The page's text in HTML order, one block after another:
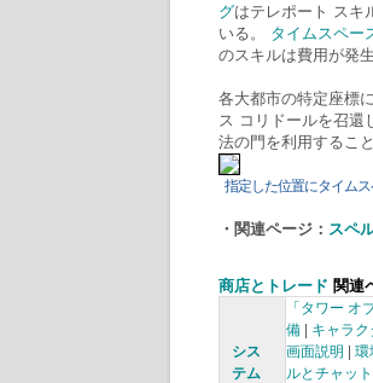
グはテレポート スキ
いる。 タイムスペー
のスキルは費用が発
各大都市の特定座標
ス コリドールを召還
法の門を利用するこ
指定した位置にタイム
・関連ページ： スペ
商店とトレード 関連
シス
テム
「タワー オ
備
キャラ
画面説明
環
ルとチャット